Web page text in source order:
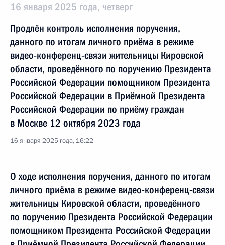
16 января 2025 года, четверг
Продлён контроль исполнения поручения,
данного по итогам личного приёма в режиме
видео-конференц-связи жительницы Кировской
области, проведённого по поручению Президента
Российской Федерации помощником Президента
Российской Федерации в Приёмной Президента
Российской Федерации по приёму граждан
в Москве 12 октября 2023 года
16 января 2025 года, 16:22
О ходе исполнения поручения, данного по итогам
личного приёма в режиме видео-конференц-связи
жительницы Кировской области, проведённого
по поручению Президента Российской Федерации
помощником Президента Российской Федерации